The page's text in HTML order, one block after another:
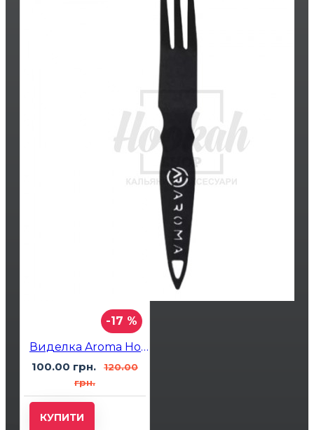
-17 %
Виделка Aroma Hookah
100.00 грн.
120.00
грн.
КУПИТИ